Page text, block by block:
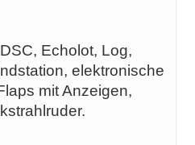
Echolot, Log,
elektronische
mit Anzeigen,